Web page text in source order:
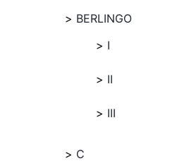
BERLINGO
I
II
III
C